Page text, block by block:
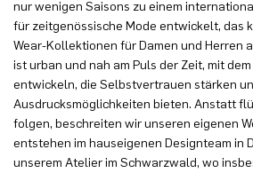
nur wenigen Saisons zu einem
für zeitgenössische Mode entwickelt, das
Wear-Kollektionen für Damen und Herren
ist urban und nah am Puls der Zeit, mit
entwickeln, die Selbstvertrauen stärken
Ausdrucksmöglichkeiten bieten. Anstatt
folgen, beschreiten wir unseren eigenen
entstehen im hauseigenen Designteam in
unserem Atelier im Schwarzwald, wo